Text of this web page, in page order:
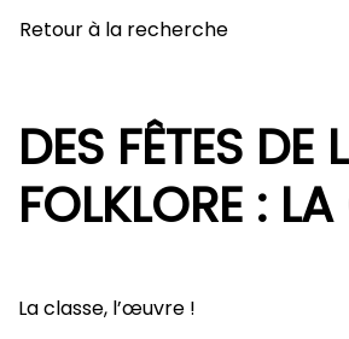
Retour à la recherche
DES FÊTES DE
FOLKLORE :
La classe, l’œuvre !